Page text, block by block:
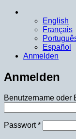
English
Français
Español
Anmelden
Anmelden
Benutzername oder
Passwort*Erforderlich